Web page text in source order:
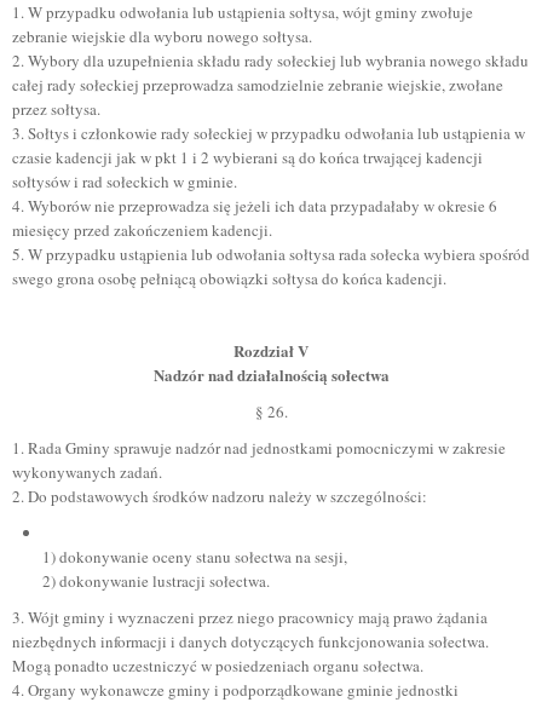
1. W przypadku odwołania lub ustąpienia sołtysa, wójt gminy zwołuje
zebranie wiejskie dla wyboru nowego sołtysa.
2. Wybory dla uzupełnienia składu rady sołeckiej lub wybrania nowego składu
całej rady sołeckiej przeprowadza samodzielnie zebranie wiejskie, zwołane
przez sołtysa.
3. Sołtys i członkowie rady sołeckiej w przypadku odwołania lub ustąpienia w
czasie kadencji jak w pkt 1 i 2 wybierani są do końca trwającej kadencji
sołtysów i rad sołeckich w gminie.
4. Wyborów nie przeprowadza się jeżeli ich data przypadałaby w okresie 6
miesięcy przed zakończeniem kadencji.
5. W przypadku ustąpienia lub odwołania sołtysa rada sołecka wybiera spośród
swego grona osobę pełniącą obowiązki sołtysa do końca kadencji.
Rozdział V
Nadzór nad działalnością sołectwa
§ 26.
1. Rada Gminy sprawuje nadzór nad jednostkami pomocniczymi w zakresie
wykonywanych zadań.
2. Do podstawowych środków nadzoru należy w szczególności:
1) dokonywanie oceny stanu sołectwa na sesji,
2) dokonywanie lustracji sołectwa.
3. Wójt gminy i wyznaczeni przez niego pracownicy mają prawo żądania
niezbędnych informacji i danych dotyczących funkcjonowania sołectwa.
Mogą ponadto uczestniczyć w posiedzeniach organu sołectwa.
4. Organy wykonawcze gminy i podporządkowane gminie jednostki